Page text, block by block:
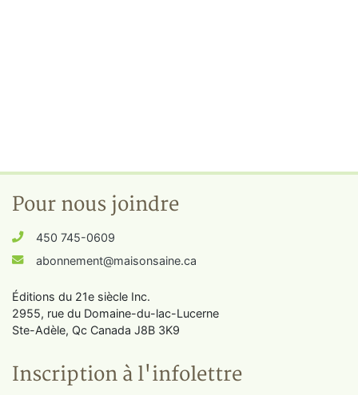
Pour nous joindre
450 745-0609
abonnement@maisonsaine.ca
Éditions du 21e siècle Inc.
2955, rue du Domaine-du-lac-Lucerne
Ste-Adèle, Qc Canada J8B 3K9
Inscription à l'infolettre